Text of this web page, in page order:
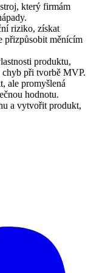
který firmám
riziko, získat
přizpůsobit měnícím
produktu,
chyb při tvorbě MVP.
ale promyšlená
hodnotu.
a vytvořit produkt,